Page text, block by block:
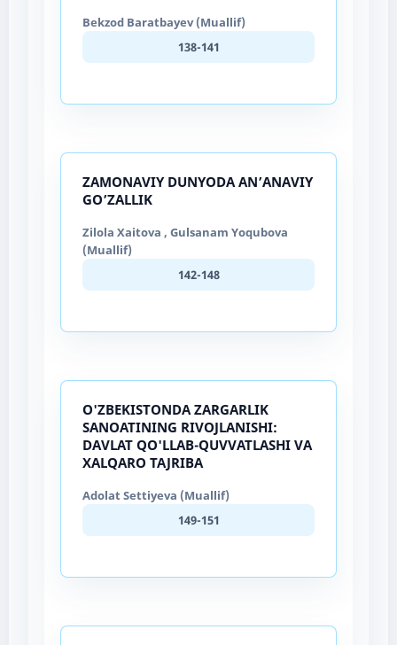
Bekzod Baratbayev (Muallif)
138-141
ZAMONAVIY DUNYODA AN’ANAVIY
GO’ZALLIK
Zilola Xaitova , Gulsanam Yoqubova
(Muallif)
142-148
O'ZBEKISTONDA ZARGARLIK
SANOATINING RIVOJLANISHI:
DAVLAT QO'LLAB-QUVVATLASHI VA
XALQARO TAJRIBA
Adolat Settiyeva (Muallif)
149-151